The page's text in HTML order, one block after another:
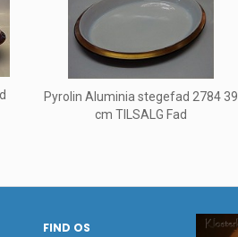
Pyrolin Aluminia stegefad 2784 39
cm TILSALG Fad
FIND OS